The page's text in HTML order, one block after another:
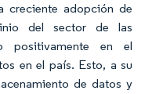
creciente adopción de
del sector de las
positivamente en el
en el país. Esto, a su
de datos y